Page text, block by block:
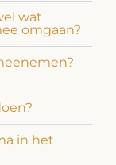
wat
omgaan?
in het